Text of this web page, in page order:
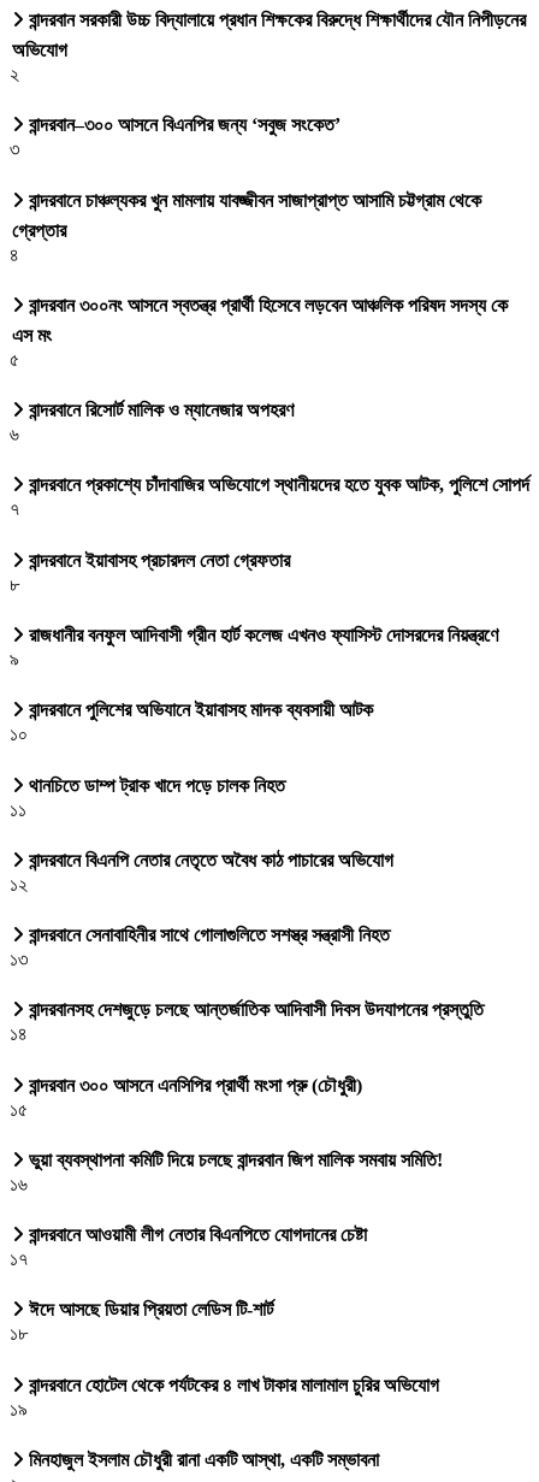
বান্দরবান সরকারী উচ্চ বিদ্যালায়ে প্রধান শিক্ষকের বিরুদ্ধে শিক্ষার্থীদের যৌন নিপীড়নের
অভিযোগ
২
বান্দরবান–৩০০ আসনে বিএনপির জন্য ‘সবুজ সংকেত’
৩
বান্দরবানে চাঞ্চল্যকর খুন মামলায় যাবজ্জীবন সাজাপ্রাপ্ত আসামি চট্টগ্রাম থেকে
গ্রেপ্তার
৪
বান্দরবান ৩০০নং আসনে স্বতন্ত্র প্রার্থী হিসেবে লড়বেন আঞ্চলিক পরিষদ সদস্য কে
এস মং
৫
বান্দরবানে রিসোর্ট মালিক ও ম্যানেজার অপহরণ
৬
বান্দরবানে প্রকাশ্যে চাঁদাবাজির অভিযোগে স্থানীয়দের হতে যুবক আটক, পুলিশে সোপর্দ
৭
বান্দরবানে ইয়াবাসহ প্রচারদল নেতা গ্রেফতার
৮
রাজধানীর বনফুল আদিবাসী গ্রীন হার্ট কলেজ এখনও ফ্যাসিস্ট দোসরদের নিয়ন্ত্রণে
৯
বান্দরবানে পুলিশের অভিযানে ইয়াবাসহ মাদক ব্যবসায়ী আটক
১০
থানচিতে ডাম্প ট্রাক খাদে পড়ে চালক নিহত
১১
বান্দরবানে বিএনপি নেতার নেতৃতে অবৈধ কাঠ পাচারের অভিযোগ
১২
বান্দরবানে সেনাবাহিনীর সাথে গোলাগুলিতে সশস্ত্র সন্ত্রাসী নিহত
১৩
বান্দরবানসহ দেশজুড়ে চলছে আন্তর্জাতিক আদিবাসী দিবস উদযাপনের প্রস্তুতি
১৪
বান্দরবান ৩০০ আসনে এনসিপির প্রার্থী মংসা প্রু (চৌধুরী)
১৫
ভুয়া ব্যবস্থাপনা কমিটি দিয়ে চলছে বান্দরবান জিপ মালিক সমবায় সমিতি!
১৬
বান্দরবানে আওয়ামী লীগ নেতার বিএনপিতে যোগদানের চেষ্টা
১৭
ঈদে আসছে ডিয়ার প্রিয়তা লেডিস টি-শার্ট
১৮
বান্দরবানে হোটেল থেকে পর্যটকের ৪ লাখ টাকার মালামাল চুরির অভিযোগ
১৯
মিনহাজুল ইসলাম চৌধুরী রানা একটি আস্থা, একটি সম্ভাবনা